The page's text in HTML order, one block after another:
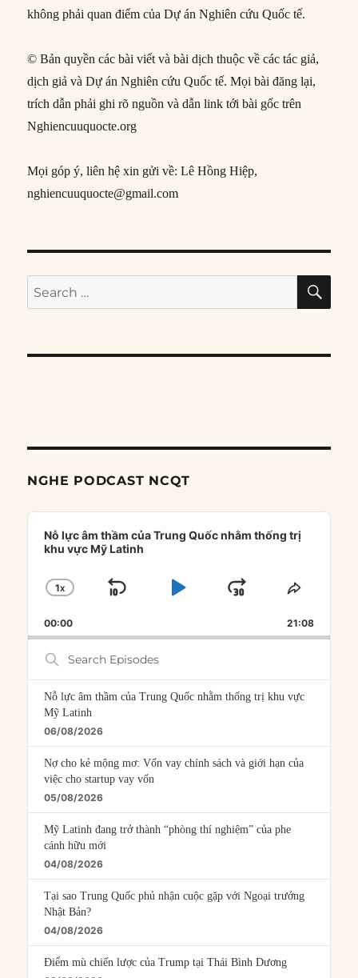
không phải quan điểm của Dự án Nghiên cứu Quốc tế.
© Bản quyền các bài viết và bài dịch thuộc về các tác giả,
dịch giả và Dự án Nghiên cứu Quốc tế. Mọi bài đăng lại,
trích dẫn phải ghi rõ nguồn và dẫn link tới bài gốc trên
Nghiencuuquocte.org
Mọi góp ý, liên hệ xin gửi về: Lê Hồng Hiệp,
nghiencuuquocte@gmail.com
Search
for:
NGHE PODCAST NCQT
Audio
Player
Nỗ lực âm thầm của Trung Quốc nhằm thống trị
khu vực Mỹ Latinh
CHANGE
RATE
1X
SKIP
PLAYJUMP
FORWARD
SHARE
00:00 21:08
Search
Episodes
Nỗ lực âm thầm của Trung Quốc nhằm thống trị khu vực
Mỹ Latinh
06/08/2026
Nợ cho kẻ mộng mơ: Vốn vay chính sách và giới hạn của
việc cho startup vay vốn
05/08/2026
Mỹ Latinh đang trở thành “phòng thí nghiệm” của phe
cánh hữu mới
04/08/2026
Tại sao Trung Quốc phủ nhận cuộc gặp với Ngoại trưởng
Nhật Bản?
04/08/2026
Điểm mù chiến lược của Trump tại Thái Bình Dương